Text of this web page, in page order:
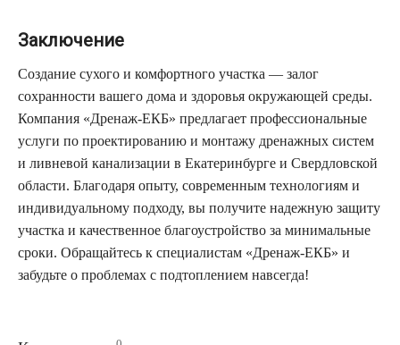
Заключение
Создание сухого и комфортного участка — залог
сохранности вашего дома и здоровья окружающей среды.
Компания «Дренаж-ЕКБ» предлагает профессиональные
услуги по проектированию и монтажу дренажных систем
и ливневой канализации в Екатеринбурге и Свердловской
области. Благодаря опыту, современным технологиям и
индивидуальному подходу, вы получите надежную защиту
участка и качественное благоустройство за минимальные
сроки. Обращайтесь к специалистам «Дренаж-ЕКБ» и
забудьте о проблемах с подтоплением навсегда!